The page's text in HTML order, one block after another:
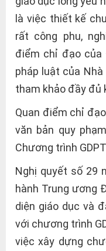
là việc thiết kế
rất công phu,
điểm chỉ đạo của
pháp luật của
tham khảo đầy đủ
Quan điểm chỉ
văn bản quy
Chương trình
Nghị quyết số 29
hành Trung ương
diện giáo dục và
với chương trình
việc xây dựng